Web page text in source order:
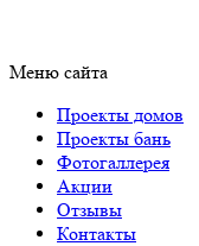
Меню сайта
Проекты домов
Проекты бань
Фотогаллерея
Акции
Отзывы
Контакты